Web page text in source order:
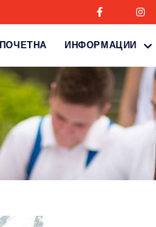
ПОЧЕТНА ИНФОРМАЦИИ